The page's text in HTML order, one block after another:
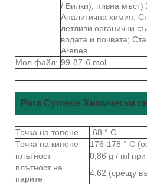
/ Билки); пивна
Аналитична химия;
летливи органични
водата и почвата;
Arenes
Мол файл: 99-87-6.mol
Para Cymene Химически
Точка на топене
-68 ° С
Точка на кипене
176-178 ° C
плътност
0,86 g / ml при
плътност на
парите
4.62 (срещу